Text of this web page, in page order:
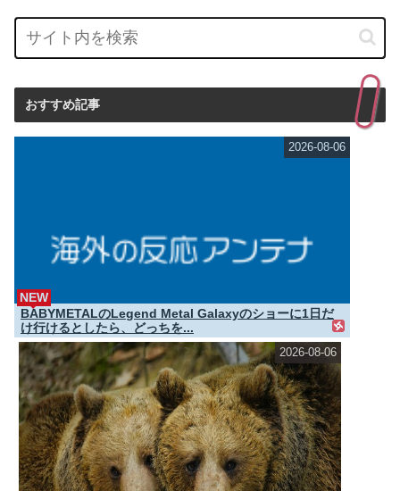
おすすめ記事
BABYMETALのLegend Metal Galaxyのショーに1日だ
け行けるとしたら、どっちを...
NEW
2026-08-06
2026-08-06